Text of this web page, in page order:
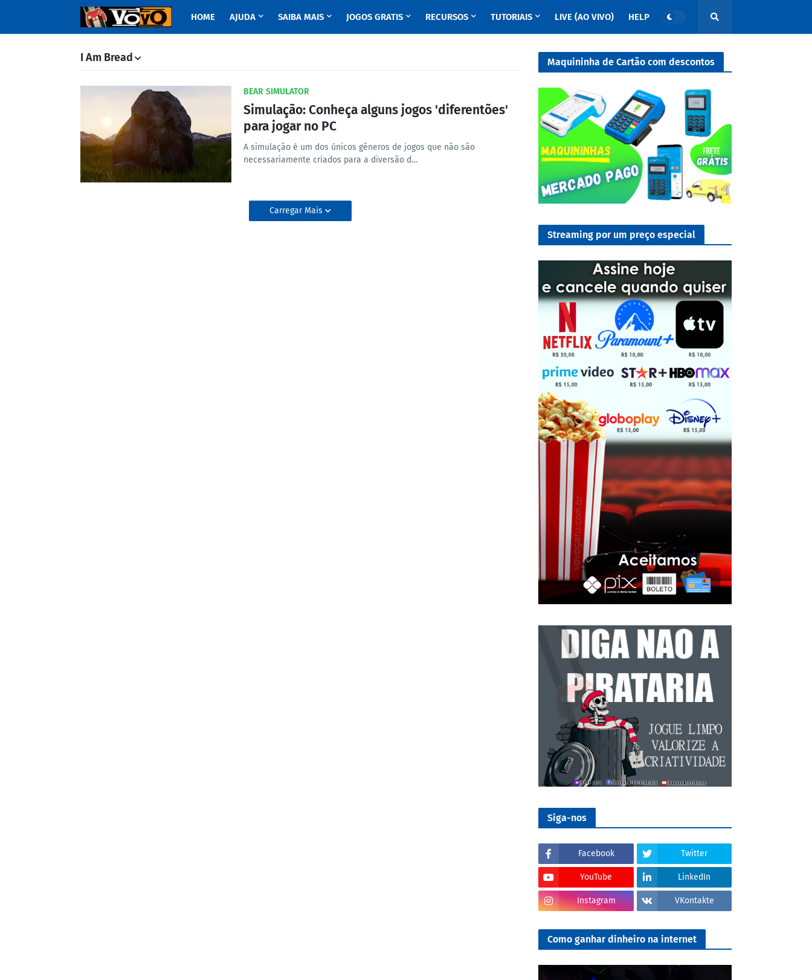
HOME AJUDA SAIBA MAIS JOGOS GRATIS RECURSOS TUTORIAIS LIVE (AO VIVO) HELP
I Am Bread
BEAR SIMULATOR
Simulação: Conheça alguns jogos 'diferentões'
para jogar no PC
A simulação é um dos únicos gêneros de jogos que não são
necessariamente criados para a diversão d…
Carregar Mais
Maquininha de Cartão com descontos
Streaming por um preço especial
Siga-nos
Facebook Twitter
YouTube LinkedIn
Instagram VKontakte
Como ganhar dinheiro na internet